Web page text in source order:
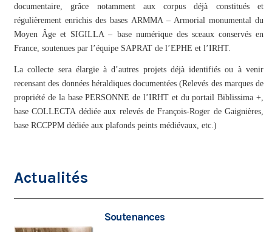
documentaire, grâce notamment aux corpus déjà constitués et
régulièrement enrichis des bases ARMMA – Armorial monumental du
Moyen Âge et SIGILLA – base numérique des sceaux conservés en
France, soutenues par l’équipe SAPRAT de l’EPHE et l’IRHT.
La collecte sera élargie à d’autres projets déjà identifiés ou à venir
recensant des données héraldiques documentées (Relevés des marques de
propriété de la base PERSONNE de l’IRHT et du portail Biblissima +,
base COLLECTA dédiée aux relevés de François-Roger de Gaignières,
base RCCPPM dédiée aux plafonds peints médiévaux, etc.)
Actualités
Soutenances